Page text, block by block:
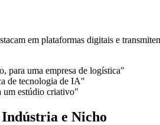
em plataformas digitais e
para uma empresa de logística"
de tecnologia de IA"
um estúdio criativo"
e Nicho